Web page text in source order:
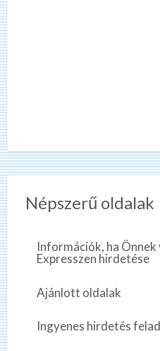
Népszerű oldalak
Információk, ha
Expresszen hirdetése
Ajánlott oldalak
Ingyenes hirdetés